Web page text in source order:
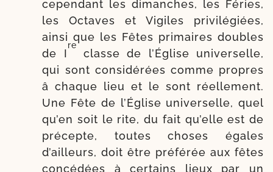
cepen­dant les dimanches, les Féries,
les Octaves et Vigiles pri­vi­lé­giées,
ain­si que les Fêtes pri­maires doubles
de I
re
classe de l’Église uni­ver­selle,
qui sont consi­dé­rées comme propres
â chaque lieu et le sont réel­le­ment.
Une Fête de l’Église uni­ver­selle, quel
qu’en soit le rite, du fait qu’elle est de
pré­cepte, toutes choses égales
d’ailleurs, doit être pré­fé­rée aux fêtes
concé­dées à cer­tains lieux par un